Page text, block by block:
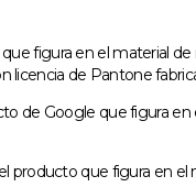
figura en el material
licencia de Pantone
de Google que figura
producto que figura en